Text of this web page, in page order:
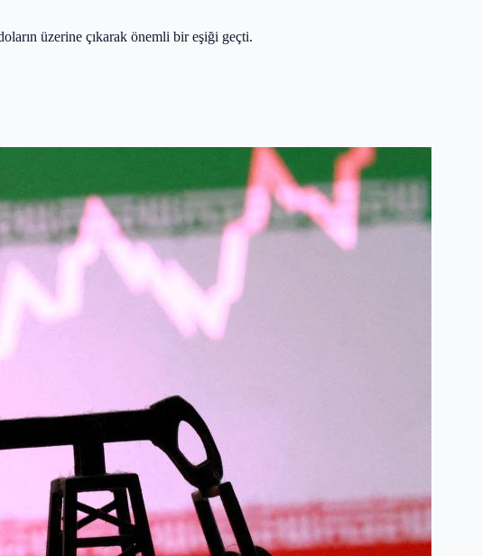
üzerine çıkarak önemli bir eşiği geçti.